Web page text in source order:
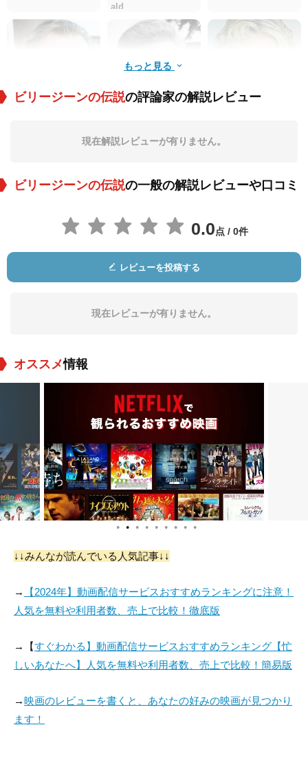
ald
役：Pyatt
役：Donna Davy
リアムズ
もっと見る
ビリージーンの伝説の評論家の解説レビュー
現在解説レビューが有りません。
ビリージーンの伝説の一般の解説レビューや口コミ
0.0点 / 0件
レビューを投稿する
現在レビューが有りません。
オススメ情報
● ● ● ● ● ● ● ● ●
↓↓みんなが読んでいる人気記事↓↓
→
【2024年】動画配信サービスおすすめランキングに注意！
人気を無料や利用者数、売上で比較！徹底版
→【すぐわかる】動画配信サービスおすすめランキング【忙
しいあなたへ】人気を無料や利用者数、売上で比較！簡易版
→映画のレビューを書くと、あなたの好みの映画が見つかり
ます！